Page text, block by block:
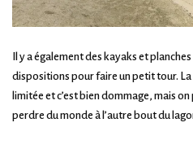
Il y a également des kayaks et
dispositions pour faire un petit tour.
limitée et c’est bien dommage, mais
perdre du monde à l’autre bout du